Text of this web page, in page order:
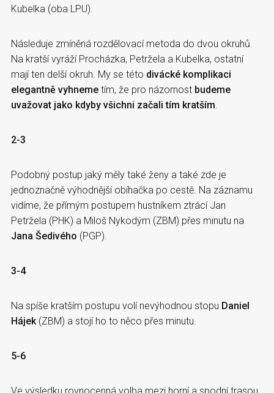
Kubelka (oba LPU).
Následuje zmíněná rozdělovací metoda do dvou okruhů.
Na kratší vyráží Procházka, Petržela a Kubelka, ostatní
mají ten delší okruh. My se této divácké komplikaci
elegantně vyhneme tím, že pro názornost budeme
uvažovat jako kdyby všichni začali tím kratším
2-3
Podobný postup jaký měly také ženy a také zde je
jednoznačně výhodnější obíhačka po cestě. Na záznamu
vidíme, že přímým postupem hustníkem ztrácí Jan
Petržela (PHK) a Miloš Nykodým (ZBM) přes minutu na
Jana Šedivého (PGP).
3-4
Na spíše kratším postupu volí nevýhodnou stopu Daniel
Hájek (ZBM) a stojí ho to něco přes minutu.
5-6
Ve výsledku rovnocenná volba mezi horní a spodní trasou.